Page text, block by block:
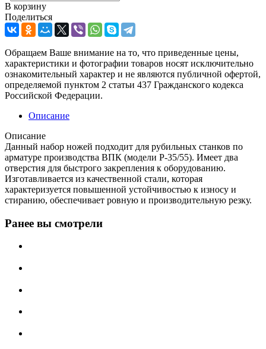
В корзину
Поделиться
Обращаем Ваше внимание на то, что приведенные цены,
характеристики и фотографии товаров носят исключительно
ознакомительный характер и не являются публичной офертой,
определяемой пунктом 2 статьи 437 Гражданского кодекса
Российской Федерации.
Описание
Описание
Данный набор ножей подходит для рубильных станков по
арматуре производства ВПК (модели Р-35/55). Имеет два
отверстия для быстрого закрепления к оборудованию.
Изготавливается из качественной стали, которая
характеризуется повышенной устойчивостью к износу и
стиранию, обеспечивает ровную и производительную резку.
Ранее вы смотрели